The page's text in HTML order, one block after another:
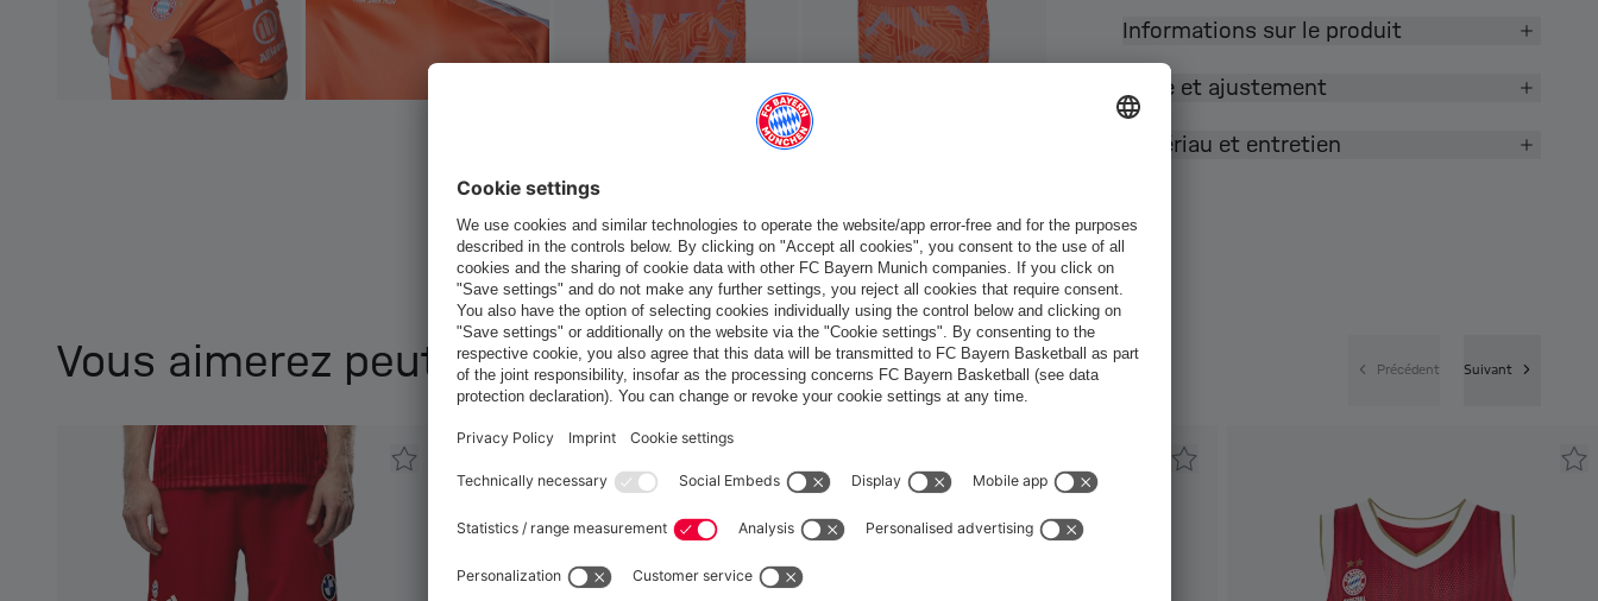
Informations sur le produit
Taille et ajustement
Matériau et entretien
Vous aimerez peut-être ça aussi Précédent Suivant
Voulez-vous rester dans la boutique France?
Mondial pour y livrer!